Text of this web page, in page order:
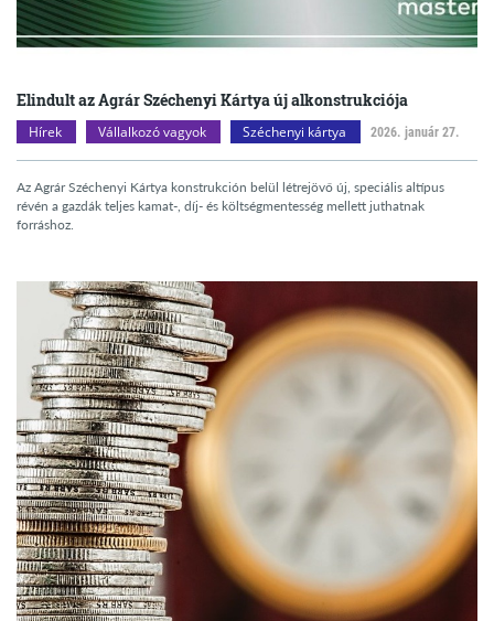
Elindult az Agrár Széchenyi Kártya új alkonstrukciója
Hírek Vállalkozó vagyok Széchenyi kártya 2026. január 27.
Az Agrár Széchenyi Kártya konstrukción belül létrejövő új, speciális altípus
révén a gazdák teljes kamat-, díj- és költségmentesség mellett juthatnak
forráshoz.